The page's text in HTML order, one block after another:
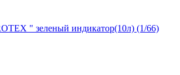
" зеленый индикатор(10л) (1/66)